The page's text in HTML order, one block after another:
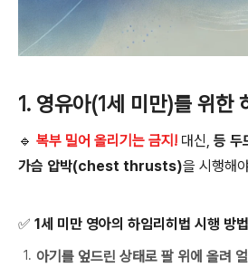
1. 영유아(1세 미만)를 위한
🔹 복부 밀어 올리기는 금지! 대신, 등
가슴 압박(chest thrusts)을 시행해
✅ 1세 미만 영아의 하임리히법 시행 방법
아기를 엎드린 상태로 팔 위에 올려